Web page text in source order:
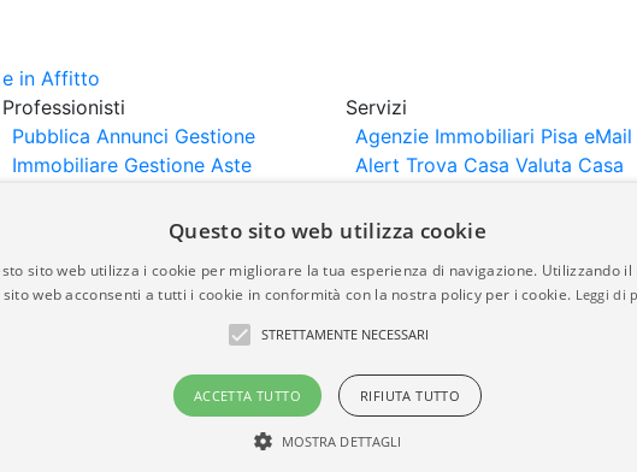
Professionisti
Pubblica Annunci Gestione
Immobiliare Gestione Aste
Importazione
Servizi
Agenzie Immobiliari Pisa eMail
Alert Trova Casa Valuta Casa
italia.it vengono pubblicati da agenzie immobiliari e
veridicità, della correttezza, della completezza, della normativa in
Questo sito web utilizza cookie
sito web utilizza i cookie per migliorare la tua esperienza di navigazione. Utilizzando il
sito web acconsenti a tutti i cookie in conformità con la nostra policy per i cookie. Leggi di
STRETTAMENTE NECESSARI
ACCETTA TUTTO RIFIUTA TUTTO
MOSTRA DETTAGLI